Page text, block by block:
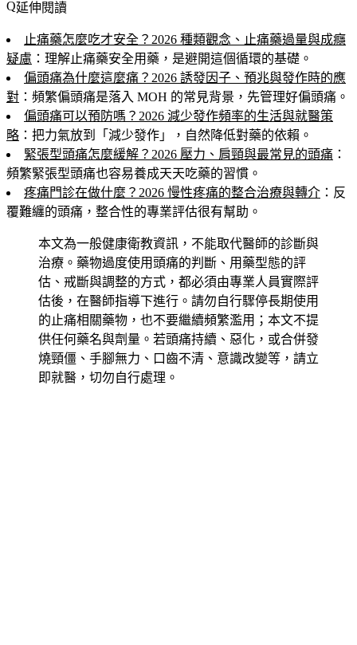
延伸閱讀
止痛藥怎麼吃才安全？2026 種類觀念、止痛藥過量與成癮
疑慮 ：理解止痛藥安全用藥，是避開這個循環的基礎。
偏頭痛為什麼這麼痛？2026 誘發因子、預兆與發作時的應
對 ：頻繁偏頭痛是落入 MOH 的常見背景，先管理好偏頭痛。
偏頭痛可以預防嗎？2026 減少發作頻率的生活與就醫策
略 ：把力氣放到「減少發作」，自然降低對藥的依賴。
緊張型頭痛怎麼緩解？2026 壓力、肩頸與最常見的頭痛 ：
頻繁緊張型頭痛也容易養成天天吃藥的習慣。
疼痛門診在做什麼？2026 慢性疼痛的整合治療與轉介 ：反
覆難纏的頭痛，整合性的專業評估很有幫助。
本文為一般健康衛教資訊，不能取代醫師的診斷與
治療。藥物過度使用頭痛的判斷、用藥型態的評
估、戒斷與調整的方式，都必須由專業人員實際評
估後，在醫師指導下進行。請勿自行驟停長期使用
的止痛相關藥物，也不要繼續頻繁濫用；本文不提
供任何藥名與劑量。若頭痛持續、惡化，或合併發
燒頸僵、手腳無力、口齒不清、意識改變等，請立
即就醫，切勿自行處理。